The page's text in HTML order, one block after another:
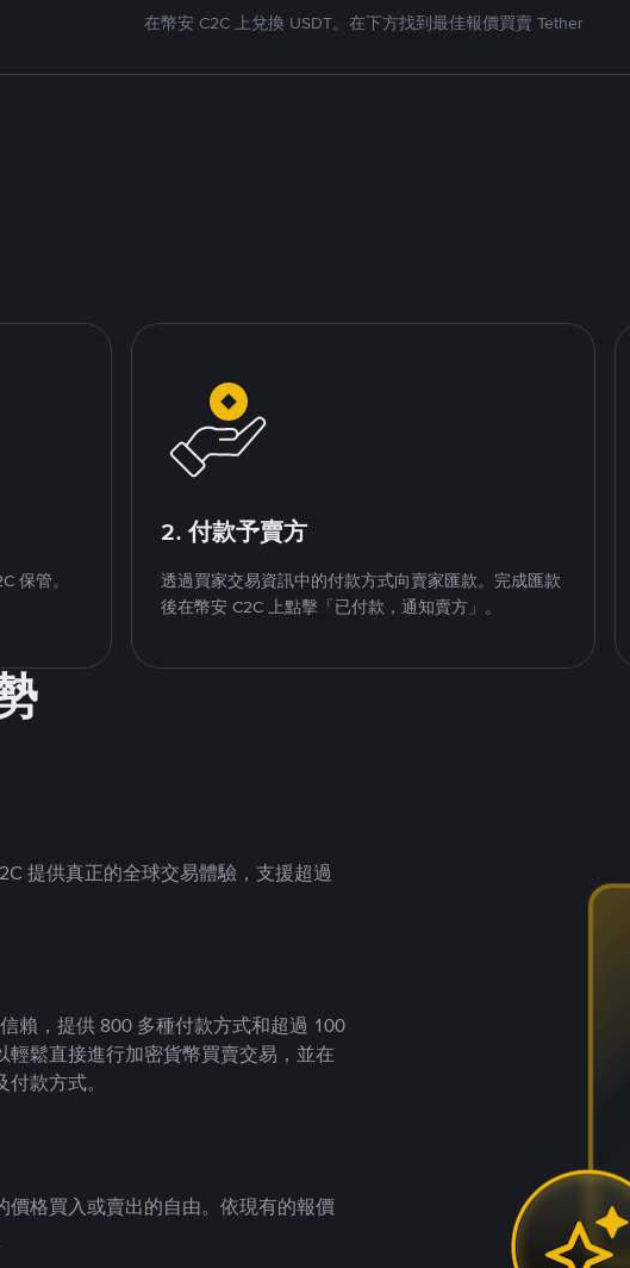
在幣安 C2C 上兌換 USDT。在下方找到最佳報價買賣 Tether
保管。
2. 付款予賣方
透過買家交易資訊中的付款方式向賣家匯款。完成匯款
後在幣安 C2C 上點擊「已付款，通知賣方」。
提供真正的全球交易體驗，支援超過
賴，提供 800 多種付款方式和超過 100
鬆直接進行加密貨幣買賣交易，並在
款方式。
格買入或賣出的自由。依現有的報價